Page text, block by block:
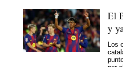
El
y
Los